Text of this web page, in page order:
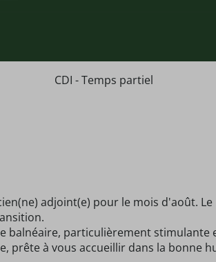
CDI - Temps partiel
adjoint(e) pour le mois d'août. Le
balnéaire, particulièrement stimulante
prête à vous accueillir dans la bonne